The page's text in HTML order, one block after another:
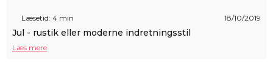
Læsetid: 4 min 18/10/2019
Jul - rustik eller moderne indretningsstil
Læs mere